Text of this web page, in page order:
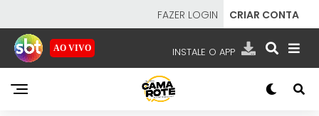
FAZER LOGIN CRIAR CONTA
AO VIVO INSTALE O APP
EMISSORAS